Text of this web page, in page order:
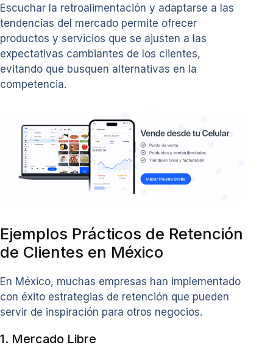
Escuchar la retroalimentación y adaptarse a las
tendencias del mercado permite ofrecer
productos y servicios que se ajusten a las
expectativas cambiantes de los clientes,
evitando que busquen alternativas en la
competencia.
Ejemplos Prácticos de Retención
de Clientes en México
En México, muchas empresas han implementado
con éxito estrategias de retención que pueden
servir de inspiración para otros negocios.
1. Mercado Libre